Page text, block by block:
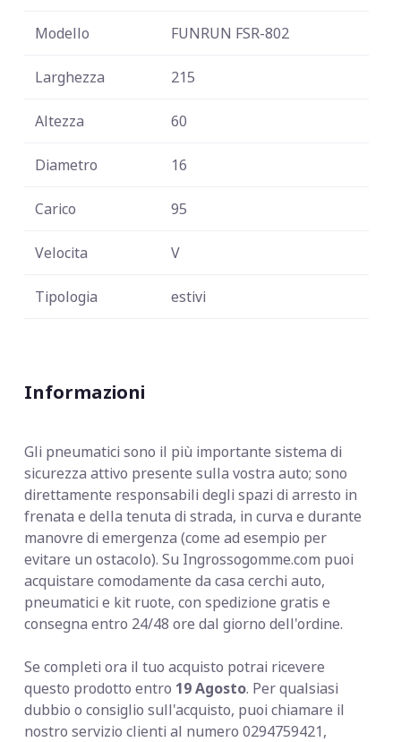
Modello FUNRUN FSR-802
Larghezza 215
Altezza 60
Diametro 16
Carico 95
Velocita V
Tipologia estivi
Informazioni
Gli pneumatici sono il più importante sistema di
sicurezza attivo presente sulla vostra auto; sono
direttamente responsabili degli spazi di arresto in
frenata e della tenuta di strada, in curva e durante
manovre di emergenza (come ad esempio per
evitare un ostacolo). Su Ingrossogomme.com puoi
acquistare comodamente da casa cerchi auto,
pneumatici e kit ruote, con spedizione gratis e
consegna entro 24/48 ore dal giorno dell'ordine.
Se completi ora il tuo acquisto potrai ricevere
questo prodotto entro 19 Agosto. Per qualsiasi
dubbio o consiglio sull'acquisto, puoi chiamare il
nostro servizio clienti al numero 0294759421,